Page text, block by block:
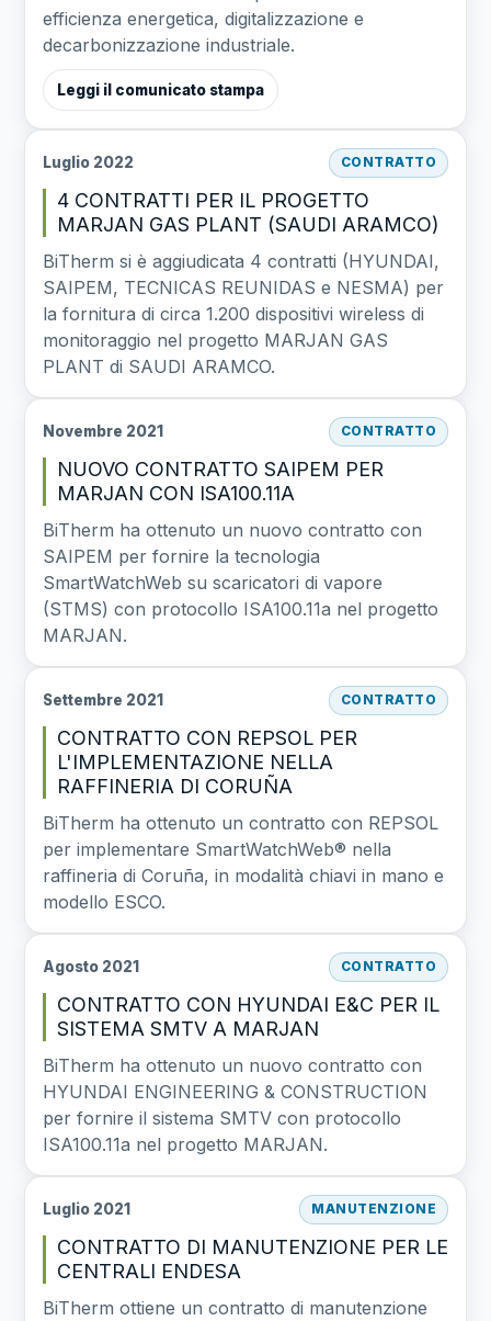
efficienza energetica, digitalizzazione e
decarbonizzazione industriale.
Leggi il comunicato stampa
Luglio 2022 CONTRATTO
4 CONTRATTI PER IL PROGETTO
MARJAN GAS PLANT (SAUDI ARAMCO)
BiTherm si è aggiudicata 4 contratti (HYUNDAI,
SAIPEM, TECNICAS REUNIDAS e NESMA) per
la fornitura di circa 1.200 dispositivi wireless di
monitoraggio nel progetto MARJAN GAS
PLANT di SAUDI ARAMCO.
Novembre 2021 CONTRATTO
NUOVO CONTRATTO SAIPEM PER
MARJAN CON ISA100.11A
BiTherm ha ottenuto un nuovo contratto con
SAIPEM per fornire la tecnologia
SmartWatchWeb su scaricatori di vapore
(STMS) con protocollo ISA100.11a nel progetto
MARJAN.
Settembre 2021 CONTRATTO
CONTRATTO CON REPSOL PER
L'IMPLEMENTAZIONE NELLA
RAFFINERIA DI CORUÑA
BiTherm ha ottenuto un contratto con REPSOL
per implementare SmartWatchWeb® nella
raffineria di Coruña, in modalità chiavi in mano e
modello ESCO.
Agosto 2021 CONTRATTO
CONTRATTO CON HYUNDAI E&C PER IL
SISTEMA SMTV A MARJAN
BiTherm ha ottenuto un nuovo contratto con
HYUNDAI ENGINEERING & CONSTRUCTION
per fornire il sistema SMTV con protocollo
ISA100.11a nel progetto MARJAN.
Luglio 2021 MANUTENZIONE
CONTRATTO DI MANUTENZIONE PER LE
CENTRALI ENDESA
BiTherm ottiene un contratto di manutenzione